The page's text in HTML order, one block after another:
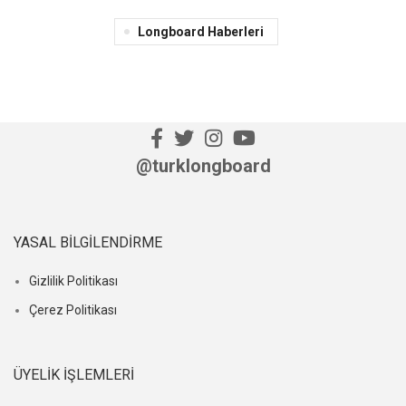
Longboard Haberleri
@turklongboard
YASAL BILGILENDIRME
Gizlilik Politikası
Çerez Politikası
ÜYELIK İŞLEMLERI